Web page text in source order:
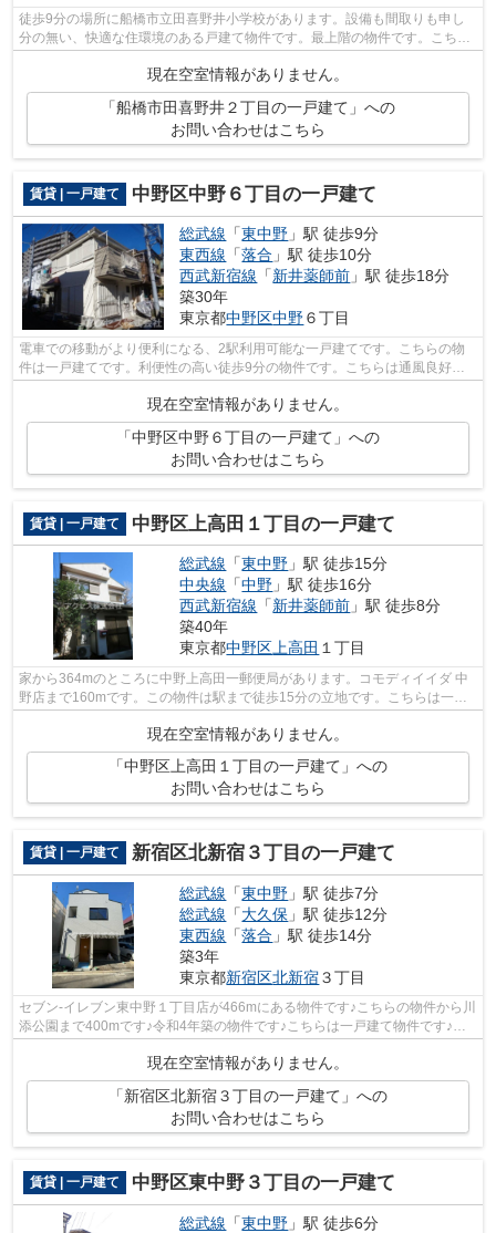
徒歩9分の場所に船橋市立田喜野井小学校があります。設備も間取りも申し
分の無い、快適な住環境のある戸建て物件です。最上階の物件です。こちら
現在空室情報がありません。
「船橋市田喜野井２丁目の一戸建て」への
お問い合わせはこちら
賃貸 | 一戸建て 中野区中野６丁目の一戸建て
総武線 「東中野 」駅 徒歩9分
東西線 「落合 」駅 徒歩10分
西武新宿線 「新井薬師前 」駅 徒歩18分
築30年
東京都中野区中野６丁目
電車での移動がより便利になる、2駅利用可能な一戸建てです。こちらの物
件は一戸建てです。利便性の高い徒歩9分の物件です。こちらは通風良好な
物件です。お気に入りの賃貸戸建てを探...
現在空室情報がありません。
「中野区中野６丁目の一戸建て」への
お問い合わせはこちら
賃貸 | 一戸建て 中野区上高田１丁目の一戸建て
総武線 「東中野 」駅 徒歩15分
中央線 「中野 」駅 徒歩16分
西武新宿線 「新井薬師前 」駅 徒歩8分
築40年
東京都中野区 上高田 １丁目
家から364mのところに中野上高田一郵便局があります。コモディイイダ 中
野店まで160mです。この物件は駅まで徒歩15分の立地です。こちらは一戸
建ての物件です。中野区エリアの様々な賃...
現在空室情報がありません。
「中野区上高田１丁目の一戸建て」への
お問い合わせはこちら
賃貸 | 一戸建て 新宿区北新宿３丁目の一戸建て
総武線 「東中野 」駅 徒歩7分
総武線 「大久保 」駅 徒歩12分
東西線 「落合 」駅 徒歩14分
築3年
東京都新宿区北新宿３丁目
セブン-イレブン東中野１丁目店が466mにある物件です♪こちらの物件から川
添公園まで400mです♪令和4年築の物件です♪こちらは一戸建て物件です♪ア
現在空室情報がありません。
「新宿区北新宿３丁目の一戸建て」への
お問い合わせはこちら
賃貸 | 一戸建て 中野区東中野３丁目の一戸建て
総武線 「東中野 」駅 徒歩6分